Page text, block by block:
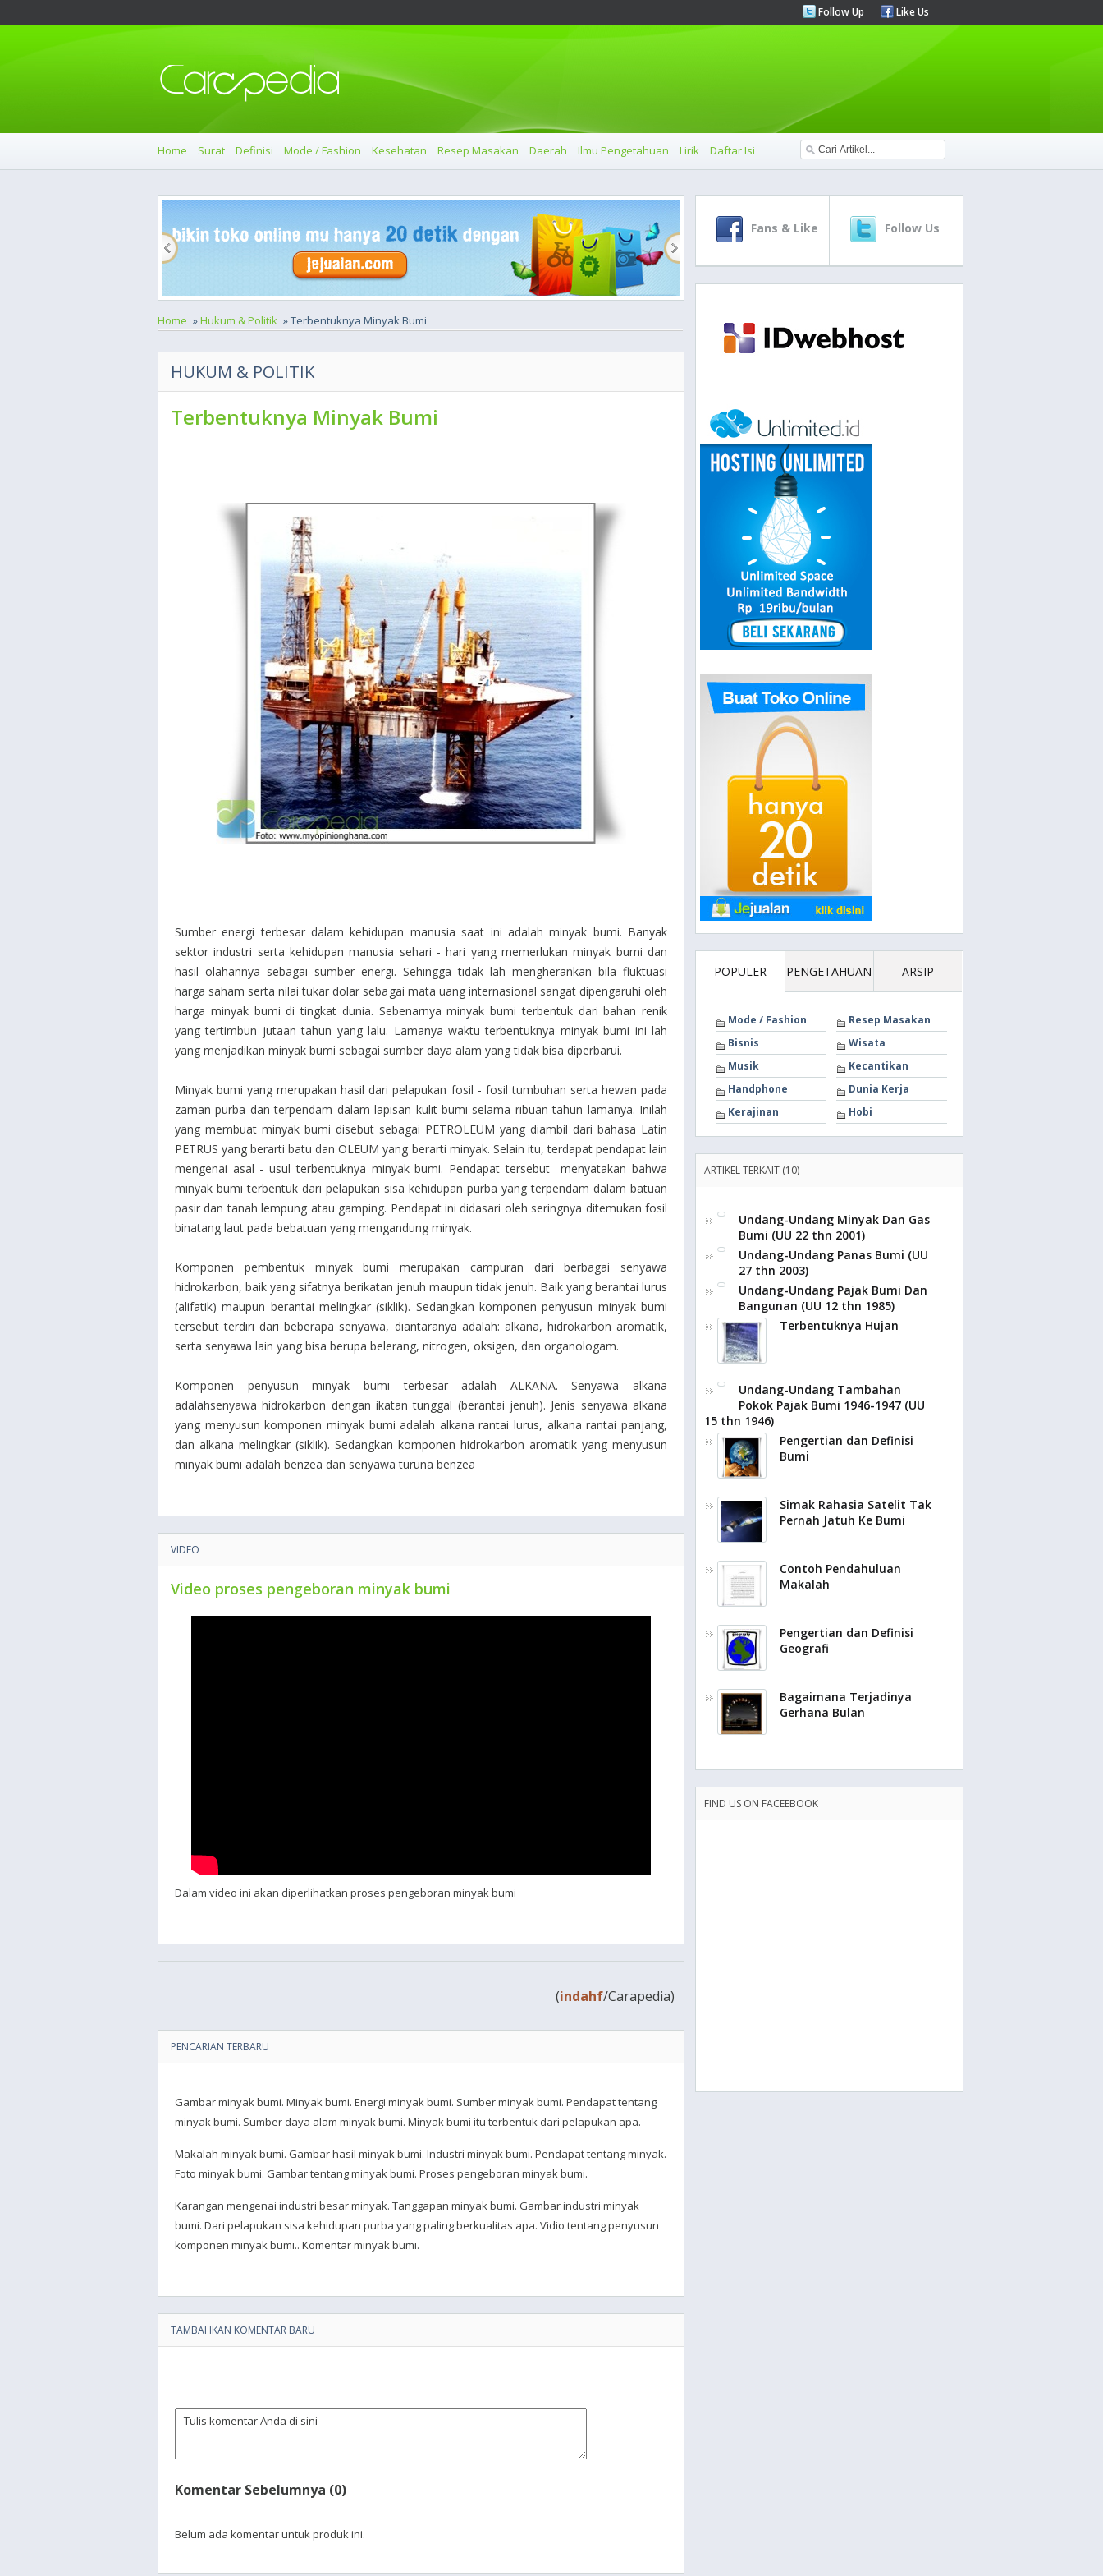
Follow Up Like Us
Home Surat Definisi Mode / Fashion Kesehatan Resep Masakan Daerah Ilmu Pengetahuan Lirik Daftar Isi
Home »Hukum & Politik » Terbentuknya Minyak Bumi
HUKUM & POLITIK
Terbentuknya Minyak Bumi
Sumber energi terbesar dalam kehidupan manusia saat ini adalah minyak bumi. Banyak
sektor industri serta kehidupan manusia sehari - hari yang memerlukan minyak bumi dan
hasil olahannya sebagai sumber energi. Sehingga tidak lah mengherankan bila fluktuasi
harga saham serta nilai tukar dolar sebagai mata uang internasional sangat dipengaruhi oleh
harga minyak bumi di tingkat dunia. Sebenarnya minyak bumi terbentuk dari bahan renik
yang tertimbun jutaan tahun yang lalu. Lamanya waktu terbentuknya minyak bumi ini lah
yang menjadikan minyak bumi sebagai sumber daya alam yang tidak bisa diperbarui.
Minyak bumi yang merupakan hasil dari pelapukan fosil - fosil tumbuhan serta hewan pada
zaman purba dan terpendam dalam lapisan kulit bumi selama ribuan tahun lamanya. Inilah
yang membuat minyak bumi disebut sebagai PETROLEUM yang diambil dari bahasa Latin
PETRUS yang berarti batu dan OLEUM yang berarti minyak. Selain itu, terdapat pendapat lain
mengenai asal - usul terbentuknya minyak bumi. Pendapat tersebut menyatakan bahwa
minyak bumi terbentuk dari pelapukan sisa kehidupan purba yang terpendam dalam batuan
pasir dan tanah lempung atau gamping. Pendapat ini didasari oleh seringnya ditemukan fosil
binatang laut pada bebatuan yang mengandung minyak.
Komponen pembentuk minyak bumi merupakan campuran dari berbagai senyawa
hidrokarbon, baik yang sifatnya berikatan jenuh maupun tidak jenuh. Baik yang berantai lurus
(alifatik) maupun berantai melingkar (siklik). Sedangkan komponen penyusun minyak bumi
tersebut terdiri dari beberapa senyawa, diantaranya adalah: alkana, hidrokarbon aromatik,
serta senyawa lain yang bisa berupa belerang, nitrogen, oksigen, dan organologam.
Komponen penyusun minyak bumi terbesar adalah ALKANA. Senyawa alkana
adalahsenyawa hidrokarbon dengan ikatan tunggal (berantai jenuh). Jenis senyawa alkana
yang menyusun komponen minyak bumi adalah alkana rantai lurus, alkana rantai panjang,
dan alkana melingkar (siklik). Sedangkan komponen hidrokarbon aromatik yang menyusun
minyak bumi adalah benzea dan senyawa turuna benzea
VIDEO
Video proses pengeboran minyak bumi
Dalam video ini akan diperlihatkan proses pengeboran minyak bumi
(indahf/Carapedia)
PENCARIAN TERBARU
Gambar minyak bumi. Minyak bumi. Energi minyak bumi. Sumber minyak bumi. Pendapat tentang
minyak bumi. Sumber daya alam minyak bumi. Minyak bumi itu terbentuk dari pelapukan apa.
Makalah minyak bumi. Gambar hasil minyak bumi. Industri minyak bumi. Pendapat tentang minyak.
Foto minyak bumi. Gambar tentang minyak bumi. Proses pengeboran minyak bumi.
Karangan mengenai industri besar minyak. Tanggapan minyak bumi. Gambar industri minyak
bumi. Dari pelapukan sisa kehidupan purba yang paling berkualitas apa. Vidio tentang penyusun
komponen minyak bumi.. Komentar minyak bumi.
TAMBAHKAN KOMENTAR BARU
Komentar Sebelumnya (0)
Belum ada komentar untuk produk ini.
Fans & Like Follow Us
POPULER PENGETAHUAN ARSIP
Mode / Fashion
Resep Masakan
Bisnis
Wisata
Musik
Kecantikan
Handphone
Dunia Kerja
Kerajinan
Hobi
ARTIKEL TERKAIT (10)
Undang-Undang Minyak Dan Gas
Bumi (UU 22 thn 2001)
Undang-Undang Panas Bumi (UU
27 thn 2003)
Undang-Undang Pajak Bumi Dan
Bangunan (UU 12 thn 1985)
Terbentuknya Hujan
Undang-Undang Tambahan
Pokok Pajak Bumi 1946-1947 (UU
15 thn 1946)
Pengertian dan Definisi
Bumi
Simak Rahasia Satelit Tak
Pernah Jatuh Ke Bumi
Contoh Pendahuluan
Makalah
Pengertian dan Definisi
Geografi
Bagaimana Terjadinya
Gerhana Bulan
FIND US ON FACEEBOOK